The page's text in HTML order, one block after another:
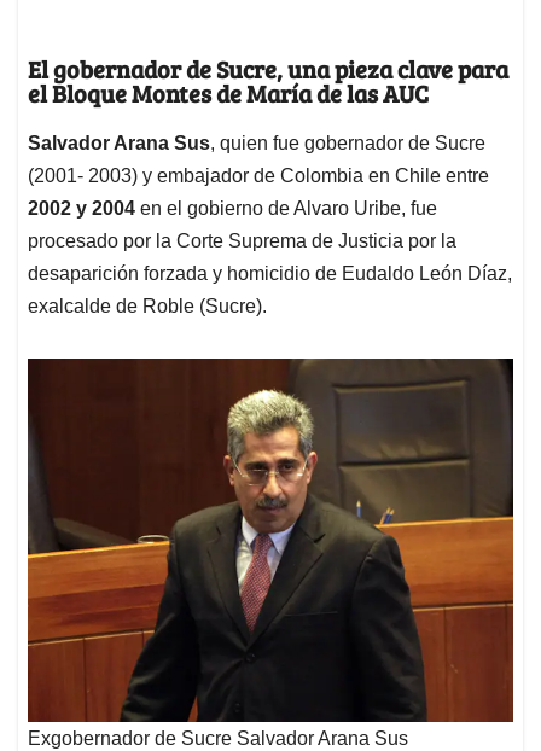
El gobernador de Sucre, una pieza clave para
elBloque Montes de María de las AUC
Salvador Arana Sus, quien fue gobernador de Sucre
(2001- 2003) y embajador de Colombia en Chile entre
2002 y 2004 en el gobierno de Alvaro Uribe, fue
procesado por la Corte Suprema de Justicia por la
desaparición forzada y homicidio de Eudaldo León Díaz,
exalcalde de Roble (Sucre).
Exgobernador de Sucre Salvador Arana Sus